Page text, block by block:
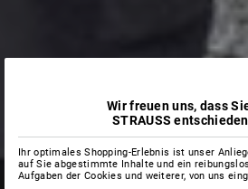
Wir freuen uns, dass
STRAUSS
Ihr optimales Shopping-Erlebnis ist unser
auf Sie abgestimmte Inhalte und ein
Aufgaben der Cookies und weiterer, von uns